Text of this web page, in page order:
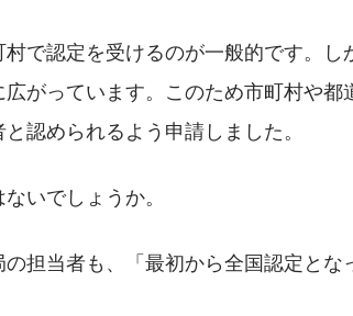
で認定を受けるのが一般的です。し
がっています。このため市町村や都
認められるよう申請しました。
いでしょうか。
担当者も、「最初から全国認定とな